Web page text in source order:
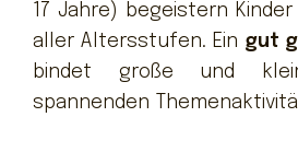
17 Jahre) begeistern
aller Altersstufen. Ein gut
bindet große und
spannenden